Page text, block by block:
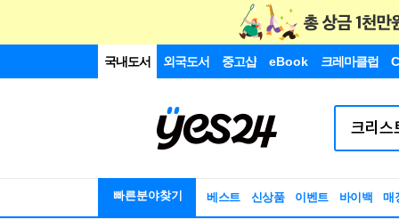
국내도서 외국도서 중고샵 eBook 크레마클럽
빠른분야찾기 베스트 신상품 이벤트 바이백 매